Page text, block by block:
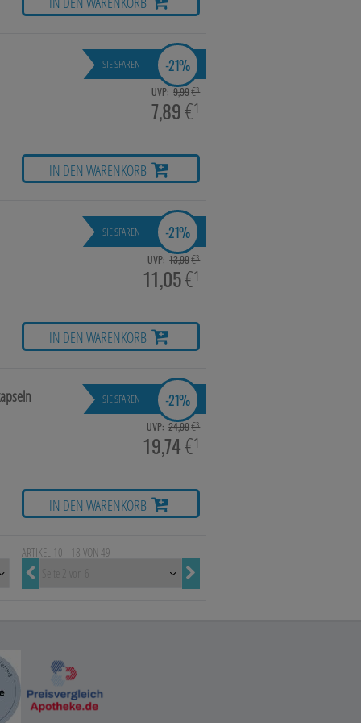
den Inhalt auf
Bitte
UVP: 9,99€³
7,89€¹
SIE SPAREN -21%
IN DEN WARENKORB
UVP: 13,99€³
11,05€¹
SIE SPAREN -21%
IN DEN WARENKORB
UVP: 24,99€³
19,74€¹
SIE SPAREN -21%
IN DEN WARENKORB
ARTIKEL 10 - 18 VON 49